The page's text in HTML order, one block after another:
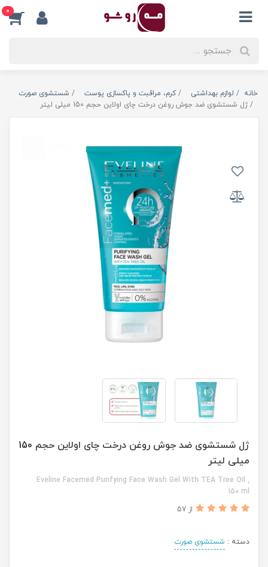
0
خانه لوازم بهداشتی کرم، مراقبت و پاکسازی پوست
شستشوی صورت
ژل شستشوی ضد جوش روغن درخت چای اولاین حجم 150 میلی لیتر
ژل شستشوی ضد جوش روغن درخت چای اولاین حجم 150
میلی لیتر
Eveline Facemed Purifying Face Wash Gel With TEA Tree Oil ,
150 ml
از 57
دسته : شستشوی صورت